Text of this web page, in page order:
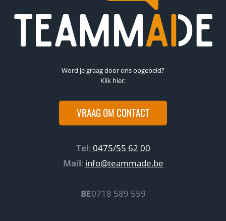
Word je graag door ons opgebeld?
Klik hier:
VRAAG OM CONTACT
Tel: 0475/55 62 00
Mail: info@teammade.be
BE0718 589 559